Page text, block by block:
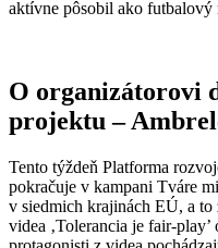
aktívne pôsobil ako futbalový
O organizátorovi
projektu –
Tento týždeň Platforma
pokračuje v kampani Tváre
v siedmich krajinách EÚ, a to
videa ‚Tolerancia je fair-